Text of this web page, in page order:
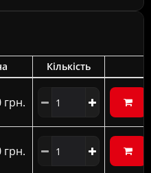
Кількість
грн.
грн.